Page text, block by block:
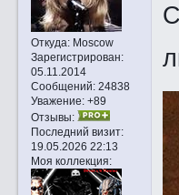
Откуда:Moscow
Зарегистрирован:
05.11.2014
Сообщений:24838
Уважение: +89
Отзывы:
Последний визит:
19.05.2026 22:13
Моя коллекция: